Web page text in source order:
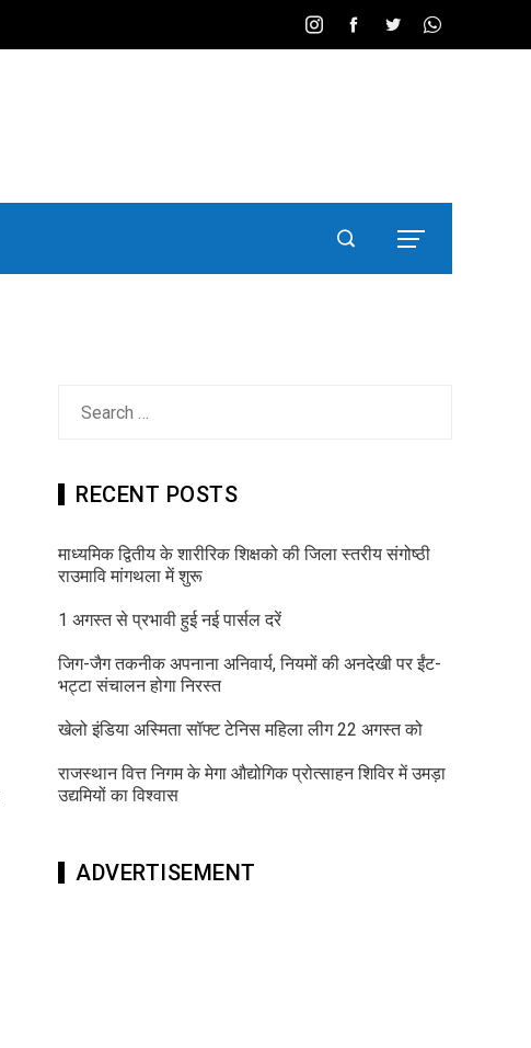
RECENT POSTS
माध्यमिक द्वितीय के शारीरिक शिक्षको की जिला स्तरीय संगोष्ठी
राउमावि मांगथला में शुरू
1 अगस्त से प्रभावी हुई नई पार्सल दरें
जिग-जैग तकनीक अपनाना अनिवार्य, नियमों की अनदेखी पर ईंट-
भट्टा संचालन होगा निरस्त
खेलो इंडिया अस्मिता सॉफ्ट टेनिस महिला लीग 22 अगस्त को
राजस्थान वित्त निगम के मेगा औद्योगिक प्रोत्साहन शिविर में उमड़ा
उद्यमियों का विश्वास
ADVERTISEMENT